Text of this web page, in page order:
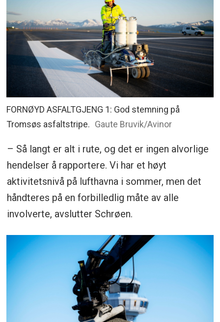
FORNØYD ASFALTGJENG 1: God stemning på
Tromsøs asfaltstripe. Gaute Bruvik/Avinor
– Så langt er alt i rute, og det er ingen alvorlige
hendelser å rapportere. Vi har et høyt
aktivitetsnivå på lufthavna i sommer, men det
håndteres på en forbilledlig måte av alle
involverte, avslutter Schrøen.